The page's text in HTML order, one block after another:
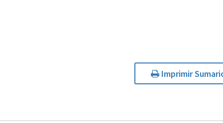
Imprimir